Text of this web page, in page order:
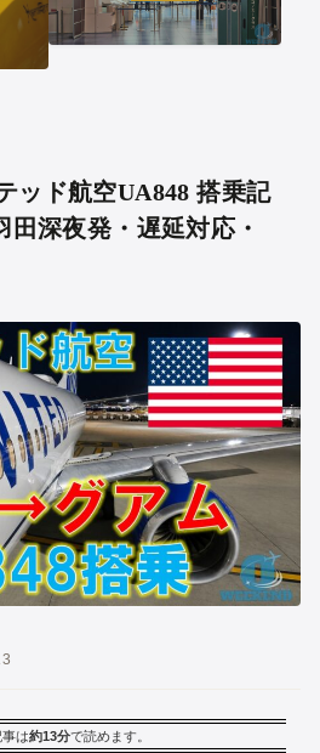
ド航空UA848 搭乗記
田深夜発・遅延対応・
事は約13分で読めます。